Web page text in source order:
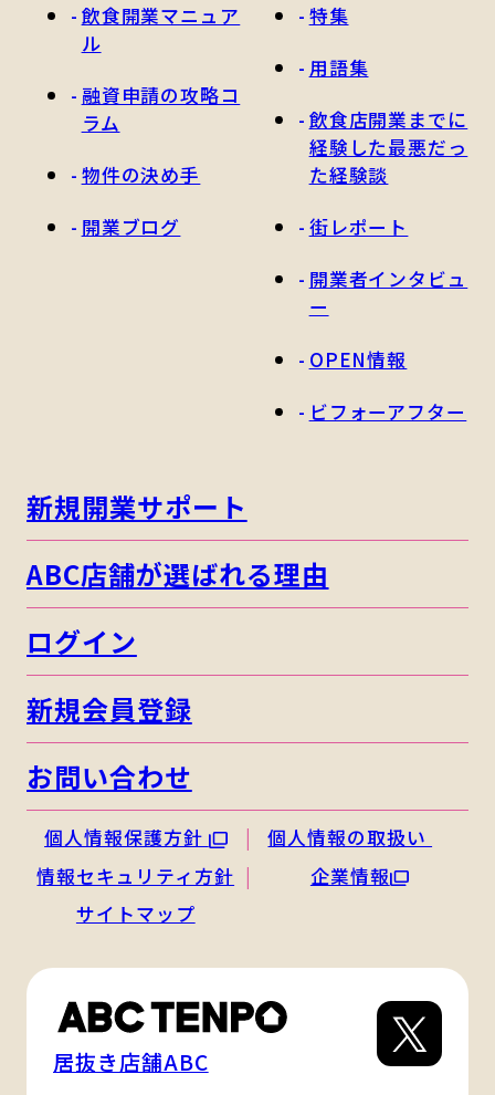
飲食開業マニュア
ル
融資申請の攻略コ
ラム
物件の決め手
開業ブログ
特集
用語集
飲食店開業までに
経験した最悪だっ
た経験談
街レポート
開業者インタビュ
ー
OPEN情報
ビフォーアフター
新規開業サポート
ABC店舗が選ばれる理由
ログイン
新規会員登録
お問い合わせ
個人情報保護方針
個人情報の取扱い
情報セキュリティ方針
企業情報
サイトマップ
居抜き店舗ABC